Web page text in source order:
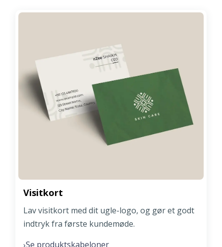
Visitkort
Lav visitkort med dit ugle-logo, og gør et godt
indtryk fra første kundemøde.
Se produktskabeloner